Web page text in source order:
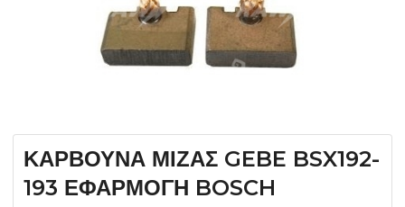
ΚΑΡΒΟΥΝΑ ΜΙΖΑΣ GEBE BSX192-
193 ΕΦΑΡΜΟΓΗ BOSCH